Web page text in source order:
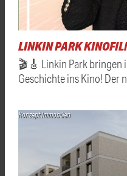
LINKIN PARK
🎬🎸 Linkin Park bringen
Geschichte ins Kino! Der
Konzept Immobilien